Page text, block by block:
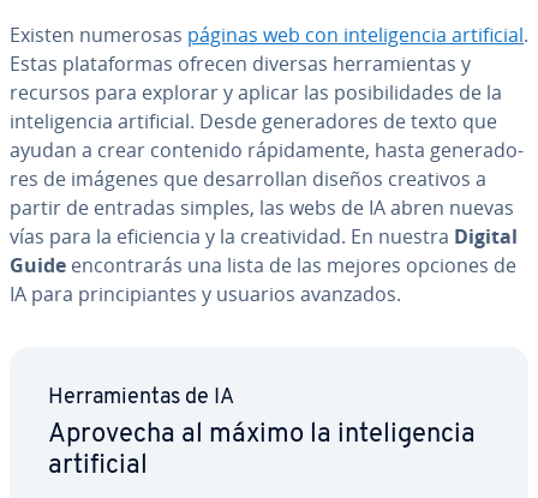
Existen numerosas páginas web con in­te­li­ge­n­cia ar­ti­fi­cial.
Estas pla­ta­fo­r­mas ofrecen diversas he­rra­mie­n­tas y
recursos para explorar y aplicar las po­si­bi­li­da­des de la
in­te­li­ge­n­cia ar­ti­fi­cial. Desde ge­ne­ra­do­res de texto que
ayudan a crear contenido rá­pi­da­me­n­te, hasta ge­ne­ra­do­
res de imágenes que de­sa­rro­llan diseños creativos a
partir de entradas simples, las webs de IA abren nuevas
vías para la efi­cie­n­cia y la crea­ti­vi­dad. En nuestra Digital
Guide en­co­n­tra­rás una lista de las mejores opciones de
IA para pri­n­ci­pia­n­tes y usuarios avanzados.
He­rra­mie­n­tas de IA
Aprovecha al máximo la in­te­li­ge­n­cia
ar­ti­fi­cial